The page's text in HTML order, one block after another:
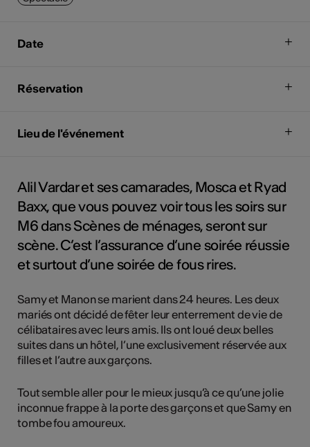
Date
Réservation
Lieu de l'événement
Alil Vardar et ses camarades, Mosca et Ryad
Baxx, que vous pouvez voir tous les soirs sur
M6 dans Scènes de ménages, seront sur
scène. C’est l’assurance d’une soirée réussie
et surtout d’une soirée de fous rires.
Samy et Manon se marient dans 24 heures. Les deux
mariés ont décidé de fêter leur enterrement de vie de
célibataires avec leurs amis. Ils ont loué deux belles
suites dans un hôtel, l’une exclusivement réservée aux
filles et l’autre aux garçons.
Tout semble aller pour le mieux jusqu’à ce qu’une jolie
inconnue frappe à la porte des garçons et que Samy en
tombe fou amoureux.